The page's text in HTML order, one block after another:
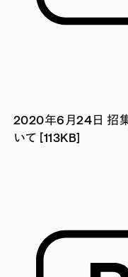
2020年6月24日 招
いて [113KB]